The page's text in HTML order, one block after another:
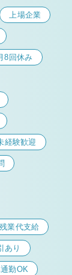
上場企業
8回休み
経験歓迎
残業代支給
あり
勤OK